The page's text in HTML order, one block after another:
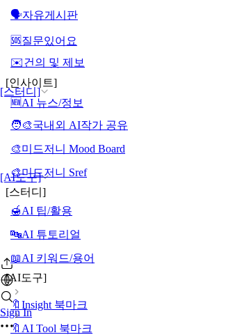
[스터디]
[AI도구]
Sign In
🗣️자유게시판
🆘질문있어요
✉️건의 및 제보
[인사이트]
🆕AI 뉴스/정보
🧑‍🎨국내외 AI작가 공유
🎨미드저니 Mood Board
🎨미드저니 Sref
[스터디]
🍯AI 팁/활용
🔤AI 튜토리얼
📖AI 키워드/용어
[AI도구]
🔖Insight 북마크
🔖AI Tool 북마크